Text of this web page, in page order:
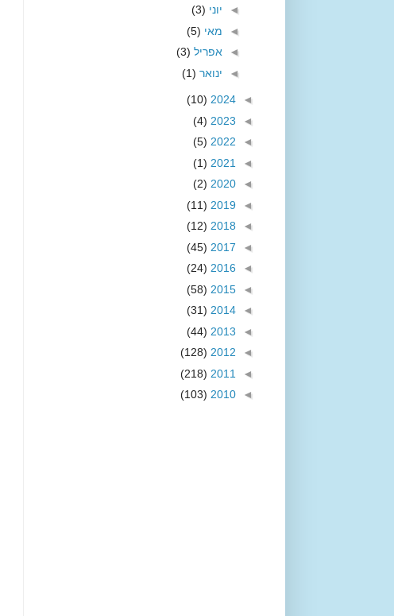
◄ יוני (3)
◄ מאי (5)
◄ אפריל (3)
◄ ינואר (1)
◄
2024
(10)
◄
2023
(4)
◄
2022
(5)
◄
2021
(1)
◄
2020
(2)
◄
2019
(11)
◄
2018
(12)
◄
2017
(45)
◄
2016
(24)
◄
2015
(58)
◄
2014
(31)
◄
2013
(44)
◄
2012
(128)
◄
2011
(218)
◄
2010
(103)